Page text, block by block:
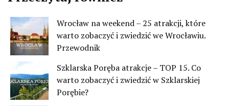
Wrocław na weekend – 25 atrakcji, które
warto zobaczyć i zwiedzić we Wrocławiu.
Przewodnik
Szklarska Poręba atrakcje – TOP 15. Co
warto zobaczyć i zwiedzić w Szklarskiej
Porębie?